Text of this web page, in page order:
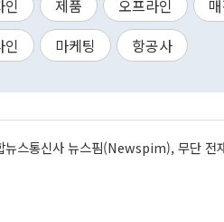
인
제품 오프라인
인
마케팅 항공사
뉴스통신사 뉴스핌(Newspim), 무단 전